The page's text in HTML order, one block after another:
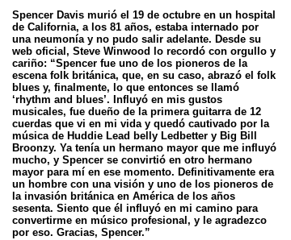
Spencer Davis murió el 19 de octubre en un hospital
de California, a los 81 años, estaba internado por
una neumonía y no pudo salir adelante. Desde su
web oficial, Steve Winwood lo recordó con orgullo y
cariño: “Spencer fue uno de los pioneros de la
escena folk británica, que, en su caso, abrazó el folk
blues y, finalmente, lo que entonces se llamó
‘rhythm and blues’. Influyó en mis gustos
musicales, fue dueño de la primera guitarra de 12
cuerdas que vi en mi vida y quedó cautivado por la
música de Huddie Lead belly Ledbetter y Big Bill
Broonzy. Ya tenía un hermano mayor que me influyó
mucho, y Spencer se convirtió en otro hermano
mayor para mí en ese momento. Definitivamente era
un hombre con una visión y uno de los pioneros de
la invasión británica en América de los años
sesenta. Siento que él influyó en mi camino para
convertirme en músico profesional, y le agradezco
por eso. Gracias, Spencer.”